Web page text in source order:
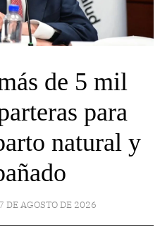
de 5 mil
para
natural y
DE AGOSTO DE 2026